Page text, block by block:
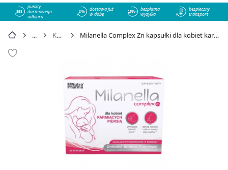
858
punkty
darmowego
odbioru
dostawa już
w dobę
bezpłatna
wysyłka
bezpieczny
transport
Karmienie Milanella Complex Zn kapsułki dla kobiet karmiących piersią, 30 szt. - cena 46,09 zł